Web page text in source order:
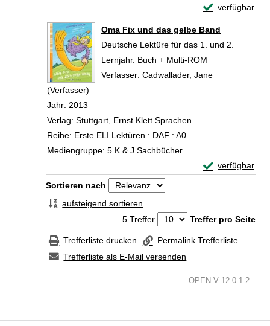
verfügbar
Exemplar-
Oma Fix und das gelbe Band
Deutsche Lektüre für das 1. und 2.
Lernjahr. Buch + Multi-ROM
Verfasser: Cadwallader, Jane
(Verfasser)
Jahr: 2013
Verlag: Stuttgart, Ernst Klett Sprachen
Reihe: Erste ELI Lektüren : DAF : A0
Mediengruppe: 5 K & J Sachbücher
verfügbar
Exemplar-
Zu den Suchfiltern springen
Sortieren nach
aufsteigend sortieren
5 Treffer
Treffer pro Seite
Trefferliste drucken
Permalink Trefferliste
Trefferliste als E-Mail versenden
OPEN V 12.0.1.2